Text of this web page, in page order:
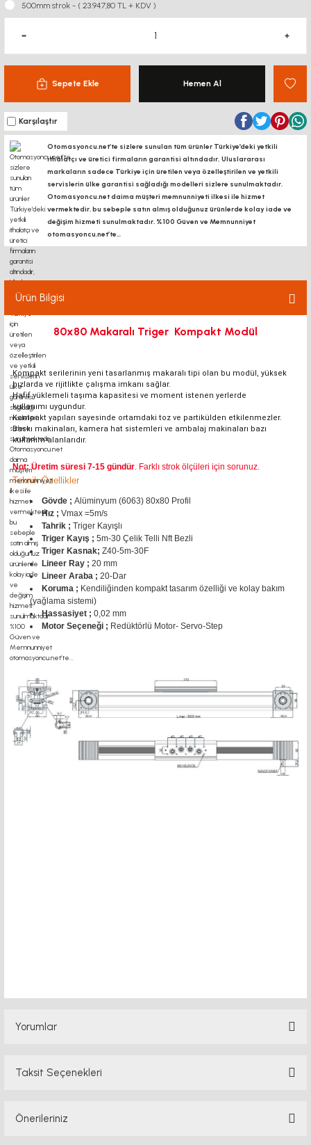
500mm strok - ( 23.947,80 TL + KDV )
Sepete Ekle Hemen Al
Karşılaştır
Otomasyoncu.net’te sizlere sunulan tüm ürünler Türkiye’deki yetkili
ithalatçı ve üretici firmaların garantisi altındadır, Uluslararası
markaların sadece Türkiye için üretilen veya özelleştirilen ve yetkili
servislerin ülke garantisi sağladığı modelleri sizlere sunulmaktadır.
Otomasyoncu.net daima müşteri memnunniyeti ilkesi ile hizmet
vermektedir. bu sebeple satın almış olduğunuz ürünlerde kolay iade ve
değişim hizmeti sunulmaktadır. %100 Güven ve Memnunniyet
otomasyoncu.net’te...
Ürün Bilgisi
80x80 Makaralı Triger Kompakt Modül
Kompakt serilerinin yeni tasarlanmış makaralı tipi olan bu modül, yüksek
hızlarda ve rijitlikte çalışma imkanı sağlar.
Hafif yüklemeli taşıma kapasitesi ve moment istenen yerlerde
kullanımı uygundur.
Kompakt yapıları sayesinde ortamdaki toz ve partikülden etkilenmezler.
Baskı makinaları, kamera hat sistemleri ve ambalaj makinaları bazı
kullanım alanlarıdır.
Not: Üretim süresi 7-15 gündür. Farklı strok ölçüleri için sorunuz.
Teknik Özellikler
Gövde ; Alüminyum (6063) 80x80 Profil
Hız ; Vmax =5m/s
Tahrik ; Triger Kayışlı
Triger Kayış ; 5m-30 Çelik Telli Nft Bezli
Triger Kasnak; Z40-5m-30F
Lineer Ray ; 20 mm
Lineer Araba ; 20-Dar
Koruma ; Kendiliğinden kompakt tasarım özelliği ve kolay bakım
(yağlama sistemi)
Hassasiyet ; 0,02 mm
Motor Seçeneği ; Redüktörlü Motor- Servo-Step
Yorumlar
Taksit Seçenekleri
Önerileriniz